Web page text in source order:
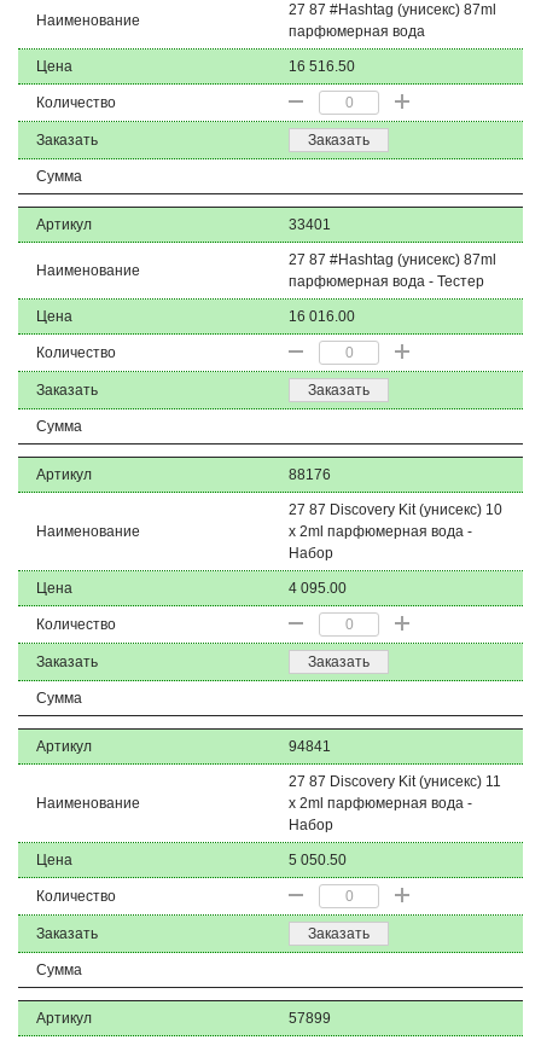
Наименование
27 87 #Hashtag (унисекс) 87ml
парфюмерная вода
Цена 16 516.50
Количество
Заказать Заказать
Сумма
Артикул 33401
Наименование
27 87 #Hashtag (унисекс) 87ml
парфюмерная вода - Тестер
Цена 16 016.00
Количество
Заказать Заказать
Сумма
Артикул 88176
Наименование
27 87 Discovery Kit (унисекс) 10
x 2ml парфюмерная вода -
Набор
Цена 4 095.00
Количество
Заказать Заказать
Сумма
Артикул 94841
Наименование
27 87 Discovery Kit (унисекс) 11
x 2ml парфюмерная вода -
Набор
Цена 5 050.50
Количество
Заказать Заказать
Сумма
Артикул 57899